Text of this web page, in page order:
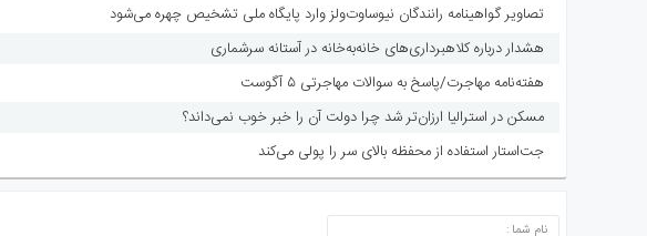
تصاویر گواهینامه رانندگان نیوساوت‌ولز وارد پایگاه ملی تشخیص چهره می‌شود
هشدار درباره کلاهبرداری‌های خانه‌به‌خانه در آستانه سرشماری
هفته‌نامه مهاجرت/پاسخ به سوالات مهاجرتی ۵ آگوست
مسکن در استرالیا ارزان‌تر شد چرا دولت آن را خبر خوب نمی‌داند؟
جت‌استار استفاده از محفظه بالای سر را پولی می‌کند
ارسال دیدگاه